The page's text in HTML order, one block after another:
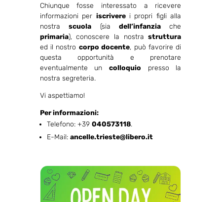
Chiunque fosse interessato a ricevere
informazioni per iscriverei propri figli alla
nostrascuola (sia dell’infanziache
primaria), conoscere la nostrastruttura
ed il nostro corpo docente, può favorire di
questa opportunità e prenotare
eventualmente un colloquio presso la
nostra segreteria.
Vi aspettiamo!
Per informazioni:
Telefono: +39 040573118.
E-Mail: ancelle.trieste@libero.it